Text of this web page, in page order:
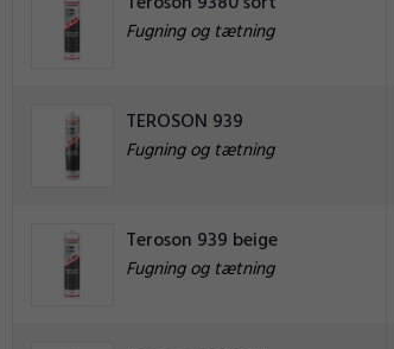
Fugning og tætning
TEROSON 939
Fugning og tætning
Teroson 939 beige
Fugning og tætning